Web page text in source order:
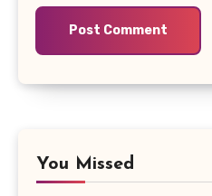
You Missed